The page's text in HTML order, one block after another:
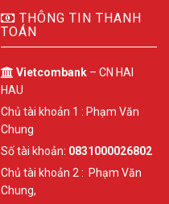
THÔNG TIN THANH
TOÁN
Vietcombank – CN HAI
HAU
Chủ tài khoản 1 : Phạm Văn
Chung
Số tài khoản: 0831000026802
Chủ tài khoản 2 : Phạm Văn
Chung,